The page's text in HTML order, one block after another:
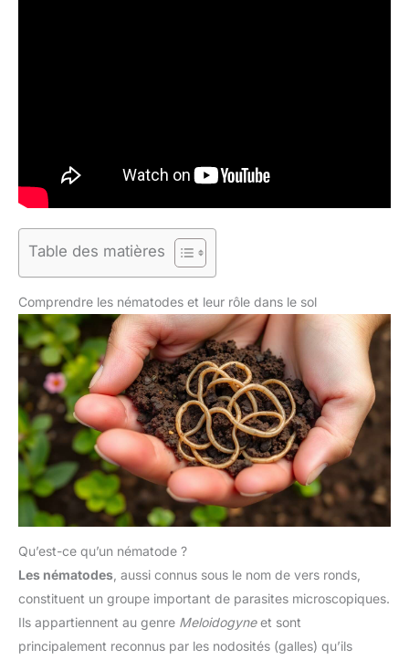
Table des matières
Comprendre les nématodes et leur rôle dans le sol
Qu’est-ce qu’un nématode ?
Les nématodes , aussi connus sous le nom de vers ronds,
constituent un groupe important de parasites microscopiques.
Ils appartiennent au genre Meloidogyneet sont
principalement reconnus par les nodosités (galles) qu’ils